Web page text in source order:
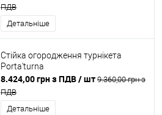
ПДВ
Детальніше
Стійка огородження турнікета
Porta'turna
8.424,00 грн з ПДВ/ шт 9.360,00 грн з
ПДВ
Детальніше